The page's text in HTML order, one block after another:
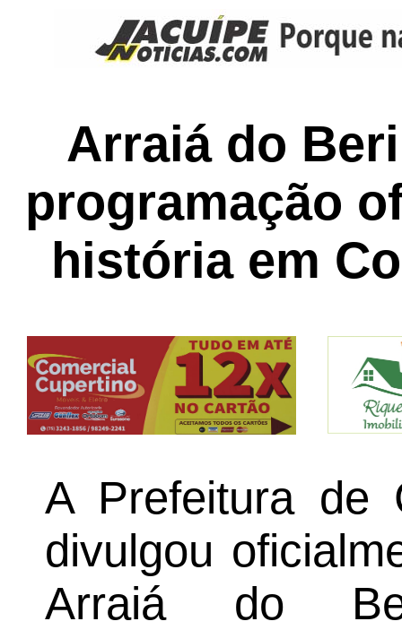
Arraiá do
programação
história em
A Prefeitura de
divulgou
Arraiá do